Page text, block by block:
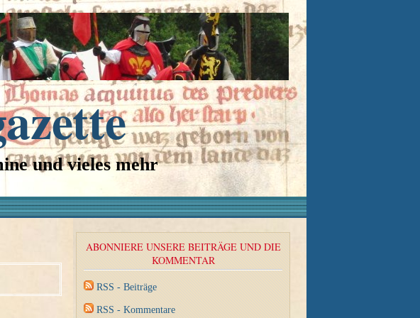
und vieles mehr
ABONNIERE UNSERE BEITRÄGE UND DIE
KOMMENTAR
RSS - Beiträge
RSS - Kommentare